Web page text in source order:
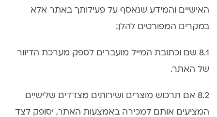
האישיים והמידע שנאסף על פעילותך באתר אלא
במקרים המפורטים להלן:
8.1 שם וכתובת המייל מועברים לספק מערכת הדיוור
של האתר.
8.2 אם תרכוש מוצרים ושירותים מצדדים שלישיים
המציעים אותם למכירה באמצעות האתר, יסופק לצד